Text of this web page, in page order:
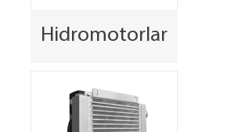
Hidromotorlar